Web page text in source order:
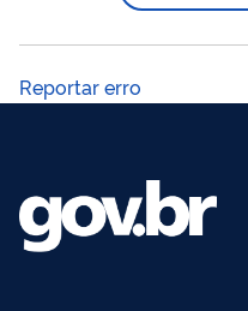
Reportar erro